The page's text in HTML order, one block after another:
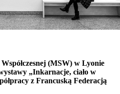
(MSW) w Lyonie
„Inkarnacje, ciało w
z Francuską Federacją